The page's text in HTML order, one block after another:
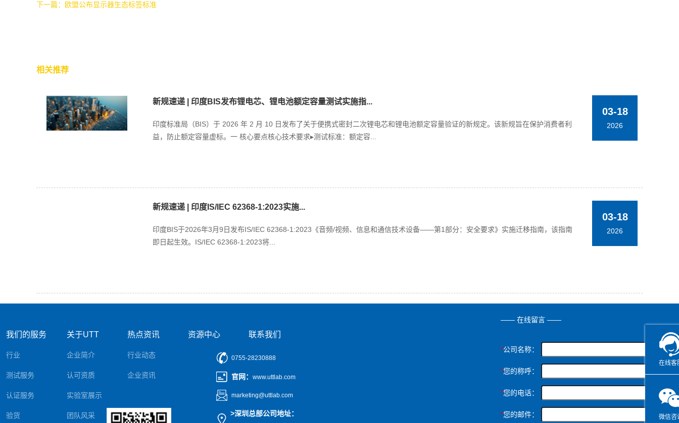
下一篇：
欧盟公布显示器生态标签标准
相关推荐
新规速递 | 印度BIS发布锂电芯、锂电池额定容量测试实施指...
印度标准局（BIS）于 2026 年 2 月 10 日发布了关于便携式密封二次锂电芯和锂电池额定容量验证的新规定。该新规旨在保护消费者利
益，防止额定容量虚标。一 核心要点核心技术要求▸测试标准：额定容...
03-18
2026
新规速递 | 印度IS/IEC 62368-1:2023实施...
印度BIS于2026年3月9日发布IS/IEC 62368-1:2023《音频/视频、信息和通信技术设备——第1部分：安全要求》实施迁移指南，该指南
即日起生效。IS/IEC 62368-1:2023将...
03-18
2026
我们的服务
行业
测试服务
认证服务
验货
关于UTT
企业简介
认可资质
实验室展示
团队风采
热点资讯
行业动态
企业资讯
资源中心 联系我们
0755-28230888
官网 ： www.uttlab.com
marketing@uttlab.com
>深圳总部公司地址：
—— 在线留言 ——
*公司名称：
*您的称呼：
*您的电话：
*您的邮件：
在线客
微信咨